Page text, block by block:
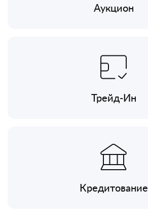
Аукцион
Трейд-Ин
Кредитование